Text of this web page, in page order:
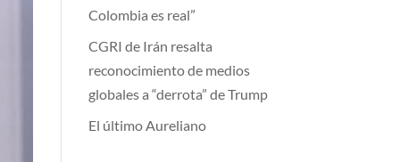
Colombia es real”
CGRI de Irán resalta
reconocimiento de medios
globales a “derrota” de Trump
El último Aureliano